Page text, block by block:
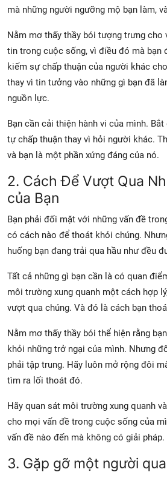
mà những người ngưỡng mộ bạn làm,
Nằm mơ thấy thầy bói tượng trưng cho
tin trong cuộc sống, vì điều đó mà bạn
kiếm sự chấp thuận của người khác
thay vì tin tưởng vào những gì bạn đã
nguồn lực.
Bạn cần cải thiện hành vi của mình.
tự chấp thuận thay vì hỏi người khác.
và bạn là một phần xứng đáng của nó.
2. Cách Để Vượt Qua
của Bạn
Bạn phải đối mặt với những vấn đề
có cách nào để thoát khỏi chúng.
huống bạn đang trải qua hầu như đều
Tất cả những gì bạn cần là có quan
môi trường xung quanh một cách hợp
vượt qua chúng. Và đó là cách bạn
Nằm mơ thấy thầy bói thể hiện rằng
khỏi những trở ngại của mình. Nhưng
phải tập trung. Hãy luôn mở rộng đôi
tìm ra lối thoát đó.
Hãy quan sát môi trường xung quanh
cho mọi vấn đề trong cuộc sống của
vấn đề nào đến mà không có giải pháp.
3. Gặp gỡ một người